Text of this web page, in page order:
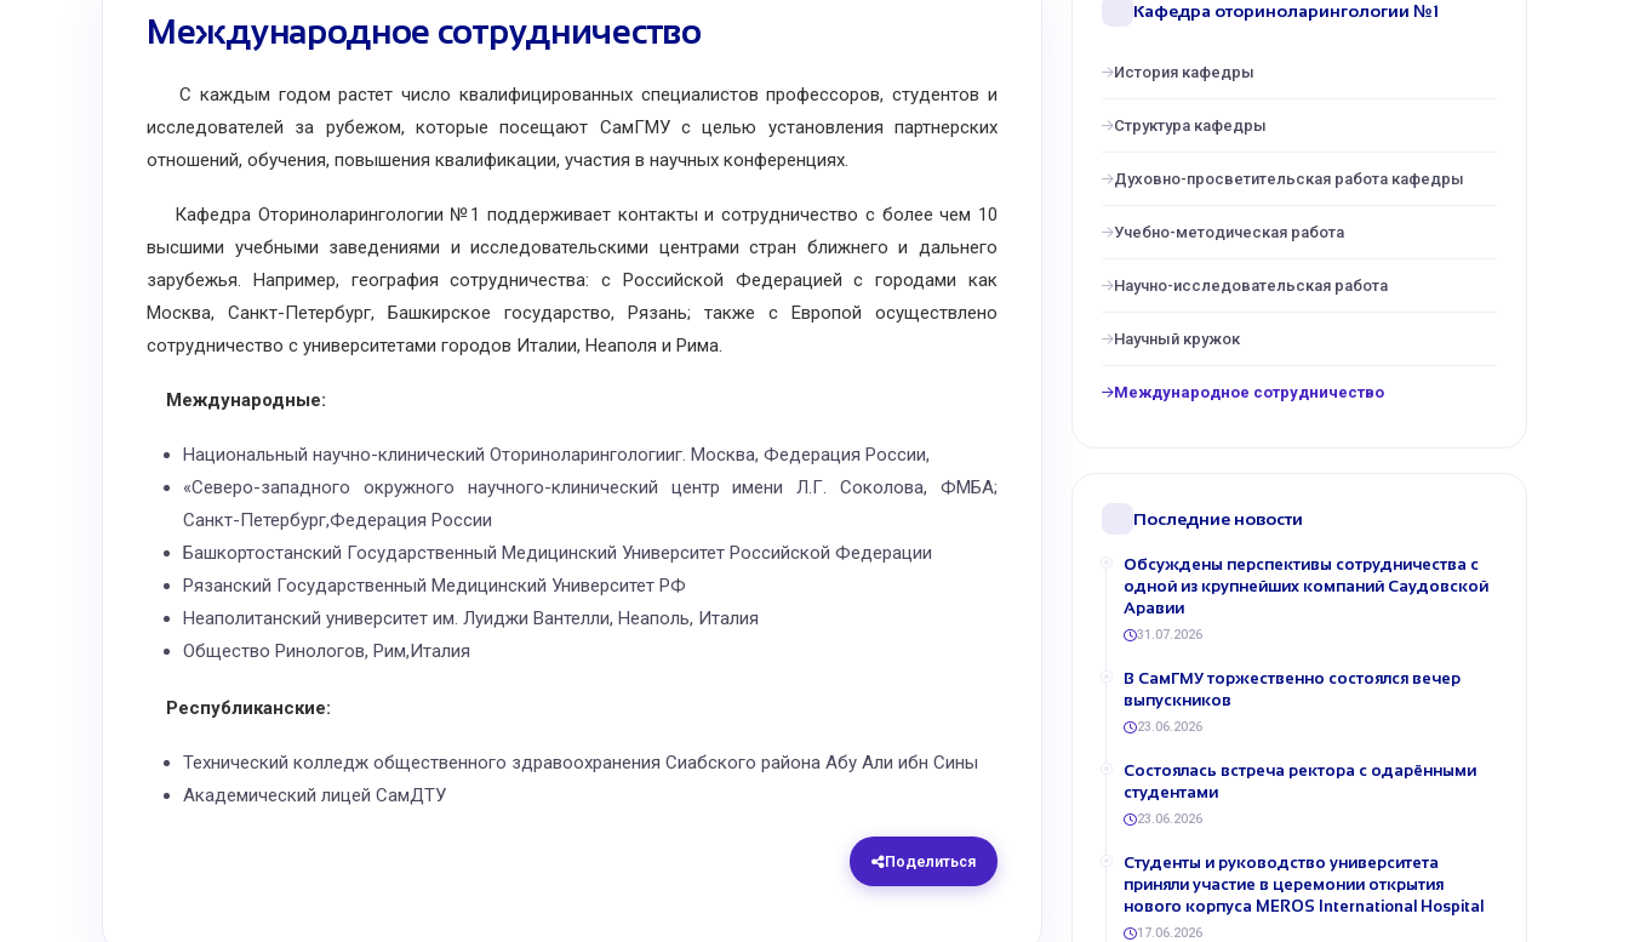
Международное сотрудничество
С каждым годом растет число квалифицированных специалистов профессоров, студентов и
исследователей за рубежом, которые посещают СамГМУ с целью установления партнерских
отношений, обучения, повышения квалификации, участия в научных конференциях.
Кафедра Оториноларингологии №1 поддерживает контакты и сотрудничество с более чем 10
высшими учебными заведениями и исследовательскими центрами стран ближнего и дальнего
зарубежья. Например, география сотрудничества: с Российской Федерацией с городами как
Москва, Санкт-Петербург, Башкирское государство, Рязань; также с Европой осуществлено
сотрудничество с университетами городов Италии, Неаполя и Рима.
Международные:
Национальный научно-клинический Оториноларингологииг. Москва, Федерация России,
«Северо-западного окружного научного-клинический центр имени Л.Г. Соколова, ФМБА;
Санкт-Петербург,Федерация России
Башкортостанский Государственный Медицинский Университет Российской Федерации
Рязанский Государственный Медицинский Университет РФ
Неаполитанский университет им. Луиджи Вантелли, Неаполь, Италия
Общество Ринологов, Рим,Италия
Республиканские:
Технический колледж общественного здравоохранения Сиабского района Абу Али ибн Сины
Академический лицей СамДТУ
Поделиться
Кафедра оториноларингологии №1
История кафедры
Структура кафедры
Духовно-просветительская работа кафедры
Учебно-методическая работа
Научно-исследовательская работа
Научный кружок
Международное сотрудничество
Последние новости
Обсуждены перспективы сотрудничества с
одной из крупнейших компаний Саудовской
Аравии
31.07.2026
В СамГМУ торжественно состоялся вечер
выпускников
23.06.2026
Состоялась встреча ректора с одарёнными
студентами
23.06.2026
Студенты и руководство университета
приняли участие в церемонии открытия
нового корпуса MEROS International Hospital
17.06.2026